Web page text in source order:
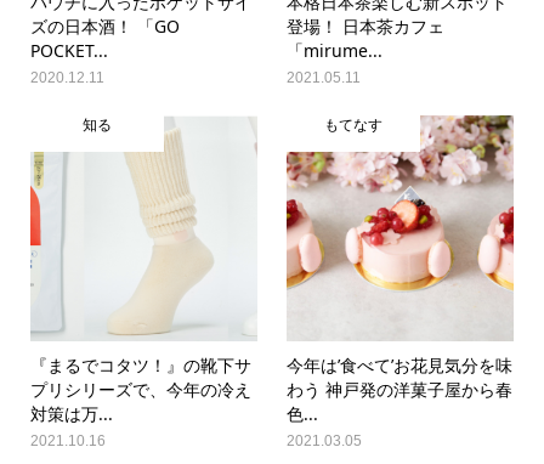
ズの日本酒！ 「GO
POCKET...
2020.12.11
登場！ 日本茶カフェ
「mirume...
2021.05.11
知る
『まるでコタツ！』の靴下サ
プリシリーズで、今年の冷え
対策は万...
2021.10.16
もてなす
今年は’食べて’お花見気分を味
わう 神戸発の洋菓子屋から春
色...
2021.03.05